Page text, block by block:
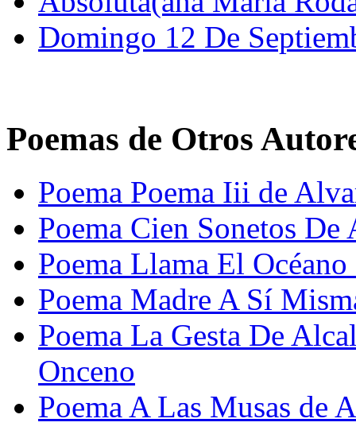
Domingo 12 De
Poemas de Otros
Poema Poema Iii de
Poema Cien Sonetos
Poema Llama El
Poema Madre A Sí
Poema La Gesta De
Onceno
Poema A Las Musas de